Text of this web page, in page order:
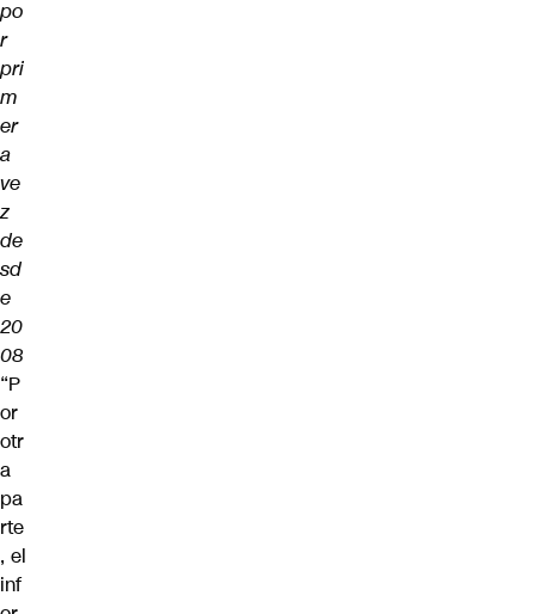
po
r
pri
m
er
a
ve
z
de
sd
e
20
08
“P
or
otr
a
pa
rte
, el
inf